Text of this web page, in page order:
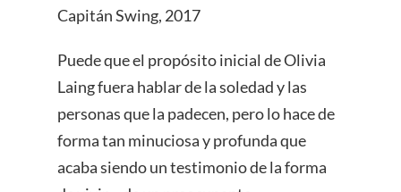
Capitán Swing, 2017
Puede que el propósito inicial de Olivia
Laing fuera hablar de la soledad y las
personas que la padecen, pero lo hace de
forma tan minuciosa y profunda que
acaba siendo un testimonio de la forma